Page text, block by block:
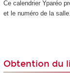
Ce calendrier Yparéo
et le numéro de la salle.
Obtention du